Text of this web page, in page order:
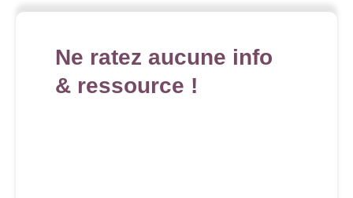
Ne ratez aucune info
& ressource !